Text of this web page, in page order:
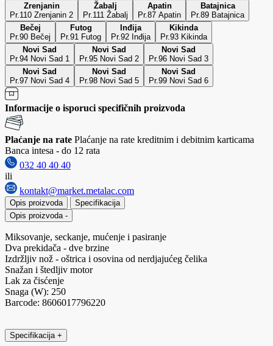
Zrenjanin
Pr.110 Zrenjanin 2
Žabalj
Pr.111 Žabalj
Apatin
Pr.87 Apatin
Batajnica
Pr.89 Batajnica
Bečej
Pr.90 Bečej
Futog
Pr.91 Futog
Inđija
Pr.92 Inđija
Kikinda
Pr.93 Kikinda
Novi Sad
Pr.94 Novi Sad 1
Novi Sad
Pr.95 Novi Sad 2
Novi Sad
Pr.96 Novi Sad 3
Novi Sad
Pr.97 Novi Sad 4
Novi Sad
Pr.98 Novi Sad 5
Novi Sad
Pr.99 Novi Sad 6
Informacije o isporuci specifičnih proizvoda
Plaćanje na rate Plaćanje na rate kreditnim i debitnim karticama
Banca intesa - do 12 rata
032 40 40 40
ili
kontakt@market.metalac.com
Opis proizvoda
Specifikacija
Opis proizvoda -
Miksovanje, seckanje, mućenje i pasiranje
Dva prekidača - dve brzine
Izdržljiv nož - oštrica i osovina od nerdjajućeg čelika
Snažan i štedljiv motor
Lak za čisćenje
Snaga (W): 250
Barcode: 8606017796220
Specifikacija +